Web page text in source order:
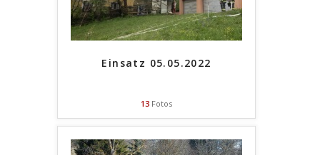
Einsatz 05.05.2022
13Fotos